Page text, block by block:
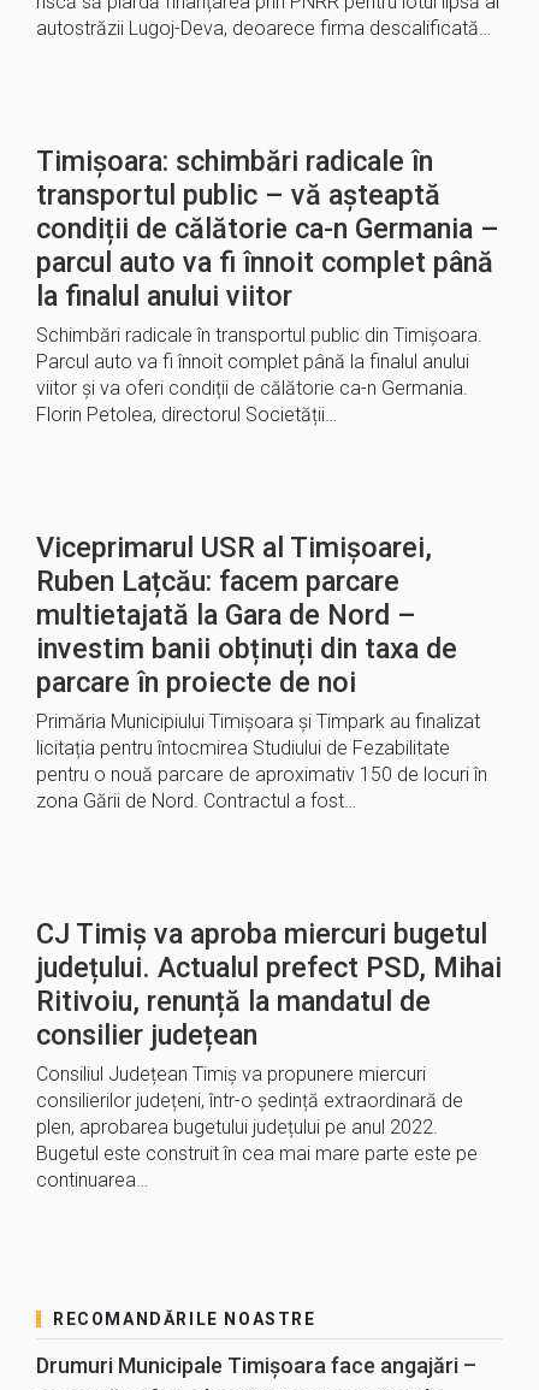
autostrăzii Lugoj-Deva, deoarece firma descalificată…
Timișoara: schimbări radicale în
transportul public – vă așteaptă
condiții de călătorie ca-n Germania –
parcul auto va fi înnoit complet până
la finalul anului viitor
Schimbări radicale în transportul public din Timișoara.
Parcul auto va fi înnoit complet până la finalul anului
viitor și va oferi condiții de călătorie ca-n Germania.
Florin Petolea, directorul Societății…
Viceprimarul USR al Timișoarei,
Ruben Lațcău: facem parcare
multietajată la Gara de Nord –
investim banii obținuți din taxa de
parcare în proiecte de noi
Primăria Municipiului Timișoara și Timpark au finalizat
licitația pentru întocmirea Studiului de Fezabilitate
pentru o nouă parcare de aproximativ 150 de locuri în
zona Gării de Nord. Contractul a fost…
CJ Timiș va aproba miercuri bugetul
județului. Actualul prefect PSD, Mihai
Ritivoiu, renunță la mandatul de
consilier județean
Consiliul Județean Timiș va propunere miercuri
consilierilor județeni, într-o ședință extraordinară de
plen, aprobarea bugetului județului pe anul 2022.
Bugetul este construit în cea mai mare parte este pe
continuarea…
RECOMANDĂRILE NOASTRE
Drumuri Municipale Timișoara face angajări –